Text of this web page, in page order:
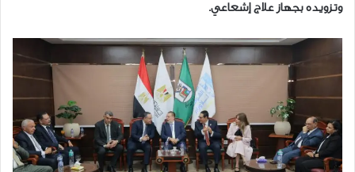
وتزويده بجهاز علاج إشعاعي.